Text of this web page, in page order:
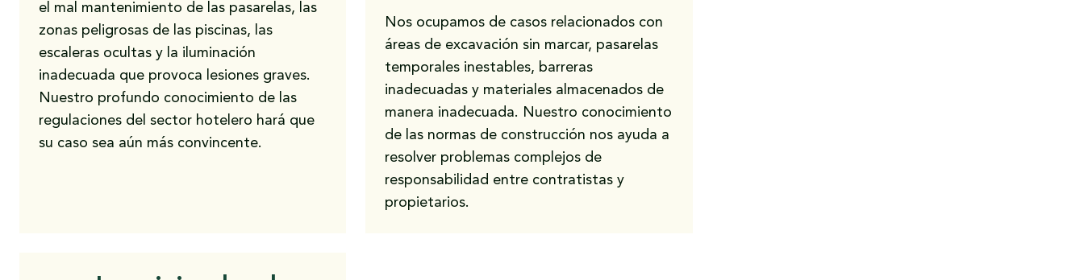
el mal mantenimiento de las pasarelas, las
zonas peligrosas de las piscinas, las
escaleras ocultas y la iluminación
inadecuada que provoca lesiones graves.
Nuestro profundo conocimiento de las
regulaciones del sector hotelero hará que
su caso sea aún más convincente.
Nos ocupamos de casos relacionados con
áreas de excavación sin marcar, pasarelas
temporales inestables, barreras
inadecuadas y materiales almacenados de
manera inadecuada. Nuestro conocimiento
de las normas de construcción nos ayuda a
resolver problemas complejos de
responsabilidad entre contratistas y
propietarios.